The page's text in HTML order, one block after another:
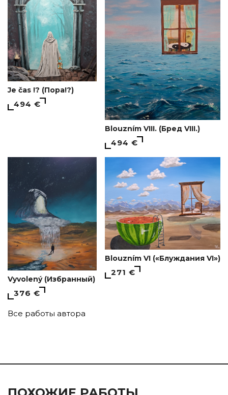
Je čas !? (Пора!?)
494 €
Blouzním VIII. (Бред VIII.)
494 €
Vyvolený (Избранный)
376 €
Blouzním VI («Блуждания VI»)
271 €
Все работы автора